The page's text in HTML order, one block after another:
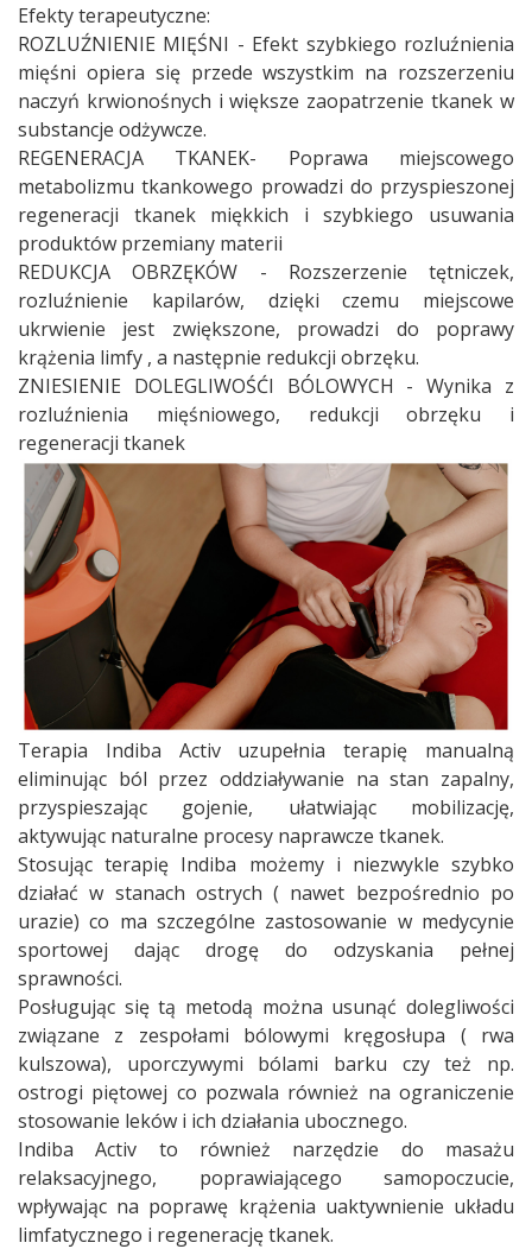
Efekty terapeutyczne:
ROZLUŹNIENIE MIĘŚNI - Efekt szybkiego rozluźnienia
mięśni opiera się przede wszystkim na rozszerzeniu
naczyń krwionośnych i większe zaopatrzenie tkanek w
substancje odżywcze.
REGENERACJA TKANEK- Poprawa miejscowego
metabolizmu tkankowego prowadzi do przyspieszonej
regeneracji tkanek miękkich i szybkiego usuwania
produktów przemiany materii
REDUKCJA OBRZĘKÓW - Rozszerzenie tętniczek,
rozluźnienie kapilarów, dzięki czemu miejscowe
ukrwienie jest zwiększone, prowadzi do poprawy
krążenia limfy , a następnie redukcji obrzęku.
ZNIESIENIE DOLEGLIWOŚĆI BÓLOWYCH - Wynika z
rozluźnienia mięśniowego, redukcji obrzęku i
regeneracji tkanek
Terapia Indiba Activ uzupełnia terapię manualną
eliminując ból przez oddziaływanie na stan zapalny,
przyspieszając gojenie, ułatwiając mobilizację,
aktywując naturalne procesy naprawcze tkanek.
Stosując terapię Indiba możemy i niezwykle szybko
działać w stanach ostrych ( nawet bezpośrednio po
urazie) co ma szczególne zastosowanie w medycynie
sportowej dając drogę do odzyskania pełnej
sprawności.
Posługując się tą metodą można usunąć dolegliwości
związane z zespołami bólowymi kręgosłupa ( rwa
kulszowa), uporczywymi bólami barku czy też np.
ostrogi piętowej co pozwala również na ograniczenie
stosowanie leków i ich działania ubocznego.
Indiba Activ to również narzędzie do masażu
relaksacyjnego, poprawiającego samopoczucie,
wpływając na poprawę krążenia uaktywnienie układu
limfatycznego i regenerację tkanek.